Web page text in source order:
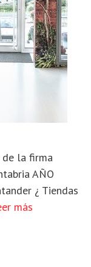
de la firma
AÑO
¿ Tiendas
más